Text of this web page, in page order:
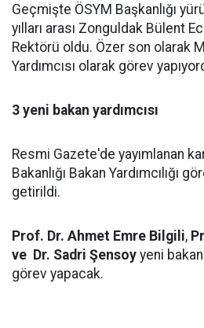
Geçmişte ÖSYM Başkanlığı
yılları arası Zonguldak Bülent
Rektörü oldu. Özer son olarak
Yardımcısı olarak görev
3 yeni bakan yardımcısı
Resmi Gazete'de yayımlanan
Bakanlığı Bakan Yardımcılığı
getirildi.
Prof. Dr. Ahmet Emre Bilgili,
ve Dr. Sadri Şensoy yeni bakan
görev yapacak.